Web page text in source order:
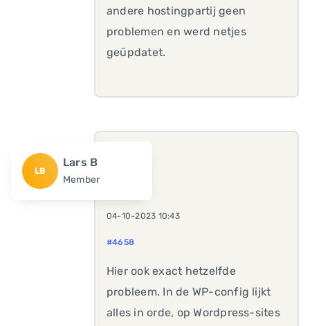
andere hostingpartij geen
problemen en werd netjes
geüpdatet.
LB
Lars B
Member
04-10-2023 10:43
#4658
Hier ook exact hetzelfde
probleem. In de WP-config lijkt
alles in orde, op Wordpress-sites